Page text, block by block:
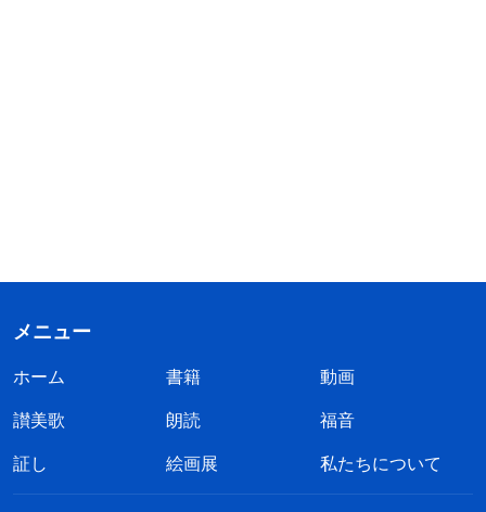
メニュー
ホーム 書籍
動画
讃美歌
朗読
福音
証し
絵画展 私たちについて